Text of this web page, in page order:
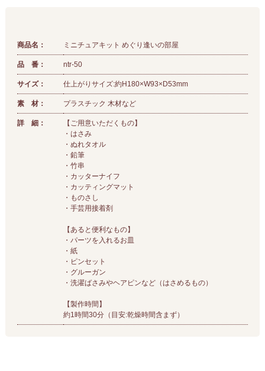
商品名： ミニチュアキット めぐり逢いの部屋
品 番： ntr-50
サイズ： 仕上がりサイズ:約H180×W93×D53mm
素 材： プラスチック 木材など
詳 細：
【ご用意いただくもの】
・はさみ
・ぬれタオル
・鉛筆
・竹串
・カッターナイフ
・カッティングマット
・ものさし
・手芸用接着剤
【あると便利なもの】
・パーツを入れるお皿
・紙
・ピンセット
・グルーガン
・洗濯ばさみやヘアピンなど（はさめるもの）
【製作時間】
約1時間30分（目安:乾燥時間含まず）